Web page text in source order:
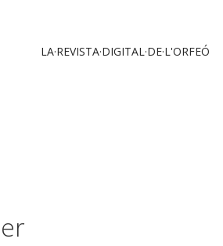
LA·REVISTA·DIGITAL·DE·L'ORFEÓ